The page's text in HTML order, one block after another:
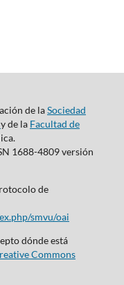
de laSociedad
y de la Facultad de
1688-4809 versión
de
smvu/oai
dónde está
Commons